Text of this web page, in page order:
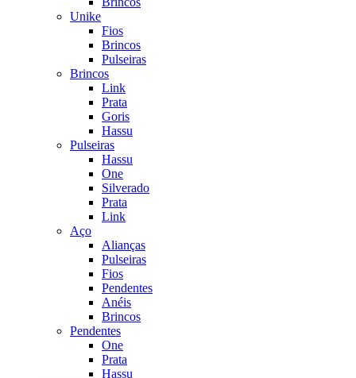
Unike
Fios
Brincos
Pulseiras
Brincos
Link
Prata
Goris
Hassu
Pulseiras
Hassu
One
Silverado
Prata
Link
Aço
Alianças
Pulseiras
Fios
Pendentes
Anéis
Brincos
Pendentes
One
Prata
Hassu